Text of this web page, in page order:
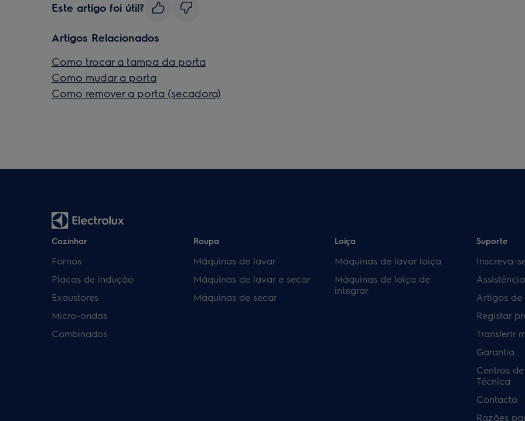
Este artigo foi útil?
Artigos Relacionados
Como trocar a tampa da porta
Como mudar a porta
Como remover a porta (secadora)
Cozinhar
Fornos
Placas de indução
Exaustores
Micro-ondas
Combinados
Roupa
Máquinas de lavar
Máquinas de lavar e secar
Máquinas de secar
Loiça
Máquinas de lavar loiça
Máquinas de loiça de
integrar
Suporte
Inscreva-
Artigos de
Registar
Transferir
Garantia
Centros
Técnica
Contacto
Razões